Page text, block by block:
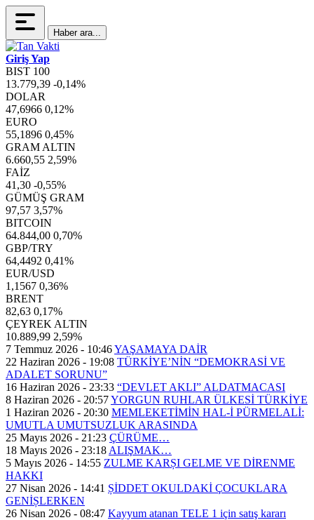
Haber ara...
Giriş Yap
BIST 100
13.779,39 -0,14%
DOLAR
47,6966 0,12%
EURO
55,1896 0,45%
GRAM ALTIN
6.660,55 2,59%
FAİZ
41,30 -0,55%
GÜMÜŞ GRAM
97,57 3,57%
BITCOIN
64.844,00 0,70%
GBP/TRY
64,4492 0,41%
EUR/USD
1,1567 0,36%
BRENT
82,63 0,17%
ÇEYREK ALTIN
10.889,99 2,59%
7 Temmuz 2026 - 10:46YAŞAMAYA DAİR
22 Haziran 2026 - 19:08 TÜRKİYE’NİN “DEMOKRASİ VE
ADALET SORUNU”
16 Haziran 2026 - 23:33 “DEVLET AKLI” ALDATMACASI
8 Haziran 2026 - 20:57YORGUN RUHLAR ÜLKESİ TÜRKİYE
1 Haziran 2026 - 20:30 MEMLEKETİMİN HAL-İ PÜRMELALİ:
UMUTLA UMUTSUZLUK ARASINDA
25 Mayıs 2026 - 21:23 ÇÜRÜME…
18 Mayıs 2026 - 23:18 ALIŞMAK…
5 Mayıs 2026 - 14:55 ZULME KARȘI GELME VE DİRENME
HAKKI
27 Nisan 2026 - 14:41 ȘİDDET OKULDAKİ ÇOCUKLARA
GENİȘLERKEN
26 Nisan 2026 - 08:47 Kayyum atanan TELE 1 için satış kararı